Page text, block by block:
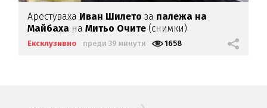
Арестуваха Иван Шилетоза палежа на
Майбаха наМитьо Очите (снимки)
Ексклузивно преди 39 минути 1658